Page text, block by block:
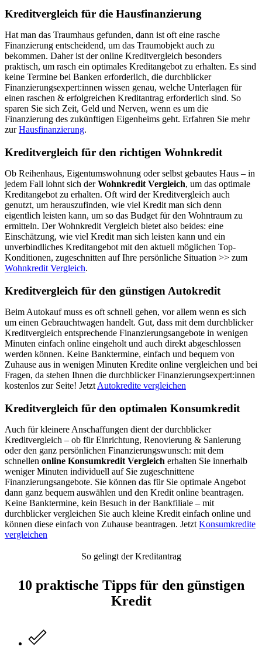
Kreditvergleich für die Hausfinanzierung
Hat man das Traumhaus gefunden, dann ist oft eine rasche
Finanzierung entscheidend, um das Traumobjekt auch zu
bekommen. Daher ist der online Kreditvergleich besonders
praktisch, um rasch ein optimales Kreditangebot zu erhalten. Es sind
keine Termine bei Banken erforderlich, die durchblicker
Finanzierungsexpert:innen wissen genau, welche Unterlagen für
einen raschen & erfolgreichen Kreditantrag erforderlich sind. So
sparen Sie sich Zeit, Geld und Nerven, wenn es um die
Finanzierung des zukünftigen Eigenheims geht. Erfahren Sie mehr
zurHausfinanzierung.
Kreditvergleich für den richtigen Wohnkredit
Ob Reihenhaus, Eigentumswohnung oder selbst gebautes Haus – in
jedem Fall lohnt sich derWohnkredit Vergleich, um das optimale
Kreditangebot zu erhalten. Oft wird der Kreditvergleich auch
genutzt, um herauszufinden, wie viel Kredit man sich denn
eigentlich leisten kann, um so das Budget für den Wohntraum zu
ermitteln. Der Wohnkredit Vergleich bietet also beides: eine
Einschätzung, wie viel Kredit man sich leisten kann und ein
unverbindliches Kreditangebot mit den aktuell möglichen Top-
Konditionen, zugeschnitten auf Ihre persönliche Situation >> zum
Wohnkredit Vergleich.
Kreditvergleich für den günstigen Autokredit
Beim Autokauf muss es oft schnell gehen, vor allem wenn es sich
um einen Gebrauchtwagen handelt. Gut, dass mit dem durchblicker
Kreditvergleich entsprechende Finanzierungsangebote in wenigen
Minuten einfach online eingeholt und auch direkt abgeschlossen
werden können. Keine Banktermine, einfach und bequem von
Zuhause aus in wenigen Minuten Kredite online vergleichen und bei
Fragen, da stehen Ihnen die durchblicker Finanzierungsexpert:innen
kostenlos zur Seite! Jetzt Autokredite vergleichen
Kreditvergleich für den optimalen Konsumkredit
Auch für kleinere Anschaffungen dient der durchblicker
Kreditvergleich – ob für Einrichtung, Renovierung & Sanierung
oder den ganz persönlichen Finanzierungswunsch: mit dem
schnellen online Konsumkredit Vergleich erhalten Sie innerhalb
weniger Minuten individuell auf Sie zugeschnittene
Finanzierungsangebote. Sie können das für Sie optimale Angebot
dann ganz bequem auswählen und den Kredit online beantragen.
Keine Banktermine, kein Besuch in der Bankfiliale – mit
durchblicker vergleichen Sie auch kleine Kredit einfach online und
können diese einfach von Zuhause beantragen. Jetzt Konsumkredite
vergleichen
So gelingt der Kreditantrag
10 praktische Tipps für den günstigen
Kredit